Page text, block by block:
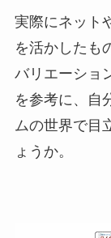
実際にネット
を活かしたも
バリエーショ
を参考に、自
ムの世界で目
ょうか。